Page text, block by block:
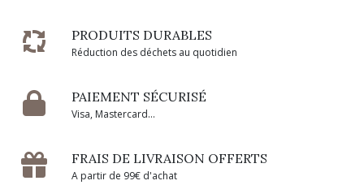
PRODUITS DURABLES
Réduction des déchets au quotidien
PAIEMENT SÉCURISÉ
Visa, Mastercard...
FRAIS DE LIVRAISON OFFERTS
A partir de 99€ d'achat